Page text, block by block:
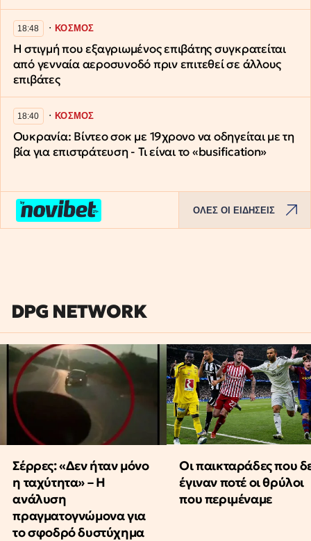
18:48 ∙ΚΟΣΜΟΣ
Η στιγμή που εξαγριωμένος επιβάτης συγκρατείται
από γενναία αεροσυνοδό πριν επιτεθεί σε άλλους
επιβάτες
18:40 ∙ΚΟΣΜΟΣ
Ουκρανία: Βίντεο σοκ με 19χρονο να οδηγείται με τη
βία για επιστράτευση - Τι είναι το «busification»
ΟΛΕΣ ΟΙ ΕΙΔΗΣΕΙΣ
DPG NETWORK
Σέρρες: «Δεν ήταν μόνο
η ταχύτητα» – Η
ανάλυση
πραγματογνώμονα για
το σφοδρό δυστύχημα
Οι παικταράδες που
έγιναν ποτέ οι θρύλοι
που περιμέναμε